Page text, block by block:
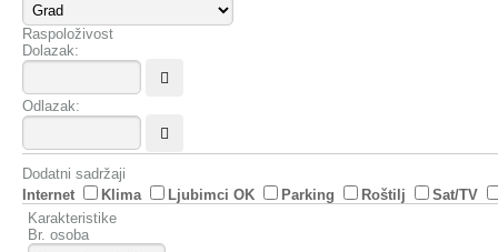
Raspoloživost
Dolazak:
Odlazak:
Dodatni sadržaji
Internet
Klima Ljubimci OK Parking Roštilj
Sat/TV
Karakteristike
Br. osoba